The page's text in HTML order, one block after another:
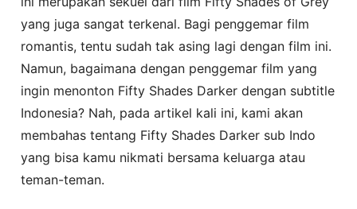
yang juga sangat terkenal. Bagi penggemar film
romantis, tentu sudah tak asing lagi dengan film ini.
Namun, bagaimana dengan penggemar film yang
ingin menonton Fifty Shades Darker dengan subtitle
Indonesia? Nah, pada artikel kali ini, kami akan
membahas tentang Fifty Shades Darker sub Indo
yang bisa kamu nikmati bersama keluarga atau
teman-teman.